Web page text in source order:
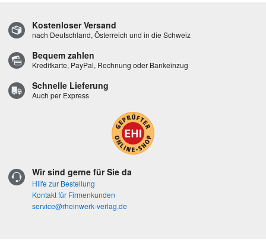
Kostenloser Versand
nach Deutschland, Österreich und in die Schweiz
Bequem zahlen
Kreditkarte, PayPal, Rechnung oder Bankeinzug
Schnelle Lieferung
Auch per Express
Wir sind gerne für Sie da
Hilfe zur Bestellung
Kontakt für Firmenkunden
service@rheinwerk-verlag.de